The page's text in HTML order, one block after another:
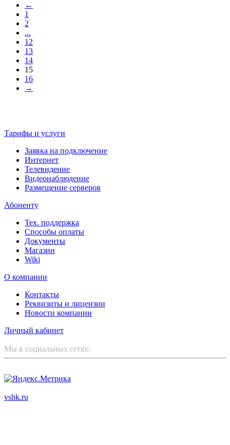
←
1
2
...
12
13
14
15
16
→
Тарифы и услуги
Заявка на подключение
Интернет
Телевидение
Видеонаблюдение
Размещение серверов
Абоненту
Тех. поддержка
Способы оплаты
Документы
Магазин
Wiki
О компании
Контакты
Реквизиты и лицензии
Новости компании
Личный кабинет
Мы в социальных сетях:
vshk.ru